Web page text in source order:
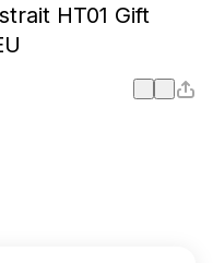
HT01 Gift